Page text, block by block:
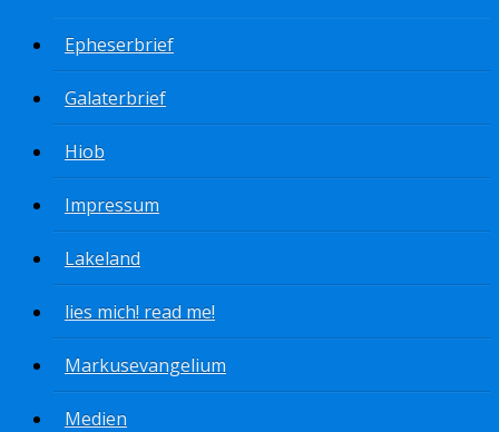
Epheserbrief
Galaterbrief
Hiob
Impressum
Lakeland
lies mich! read me!
Markusevangelium
Medien